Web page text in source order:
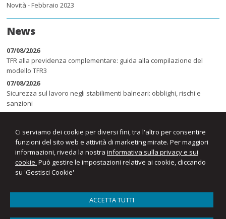
Ci serviamo dei cookie per diversi fini, tra l'altro per consentire
funzioni del sito web e attività di marketing mirate. Per maggiori
informazioni, riveda la nostra informativa sulla privacy e sui
cookie. Può gestire le impostazioni relative ai cookie, cliccando
su 'Gestisci Cookie'
ACCETTA TUTTI
Novità - Febbraio 2023
News
07/08/2026
TFR alla previdenza complementare: guida alla compilazione del
modello TFR3
07/08/2026
Sicurezza sul lavoro negli stabilimenti balneari: obblighi, rischi e
sanzioni
assenze